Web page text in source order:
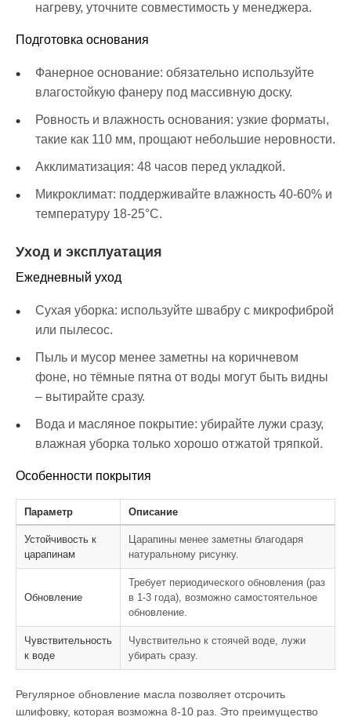
нагреву, уточните совместимость у менеджера.
Подготовка основания
Фанерное основание: обязательно используйте
влагостойкую фанеру под массивную доску.
Ровность и влажность основания: узкие форматы,
такие как 110 мм, прощают небольшие неровности.
Акклиматизация: 48 часов перед укладкой.
Микроклимат: поддерживайте влажность 40-60% и
температуру 18-25°C.
Уход и эксплуатация
Ежедневный уход
Сухая уборка: используйте швабру с микрофиброй
или пылесос.
Пыль и мусор менее заметны на коричневом
фоне, но тёмные пятна от воды могут быть видны
– вытирайте сразу.
Вода и масляное покрытие: убирайте лужи сразу,
влажная уборка только хорошо отжатой тряпкой.
Особенности покрытия
Параметр Описание
Устойчивость к
царапинам
Царапины менее заметны благодаря
натуральному рисунку.
Обновление
Требует периодического обновления (раз
в 1-3 года), возможно самостоятельное
обновление.
Чувствительность
к воде
Чувствительно к стоячей воде, лужи
убирать сразу.
Регулярное обновление масла позволяет отсрочить
шлифовку, которая возможна 8-10 раз. Это преимущество